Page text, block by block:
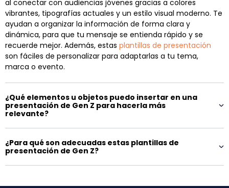
al conectar con audiencias jóvenes gracias a colores
vibrantes, tipografías actuales y un estilo visual moderno. Te
ayudan a organizar la información de forma clara y
dinámica, para que tu mensaje se entienda rápido y se
recuerde mejor. Además, estas plantillas de presentación
son fáciles de personalizar para adaptarlas a tu tema,
marca o evento.
¿Qué elementos u objetos puedo insertar en una
presentación de Gen Z para hacerla más
relevante?
¿Para qué son adecuadas estas plantillas de
presentación de Gen Z?